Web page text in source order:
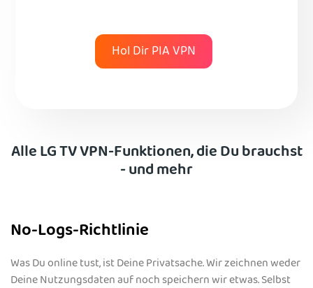
Hol Dir PIA VPN
Alle LG TV VPN-Funktionen, die Du brauchst
- und mehr
No-Logs-Richtlinie
Was Du online tust, ist Deine Privatsache. Wir zeichnen weder
Deine Nutzungsdaten auf noch speichern wir etwas. Selbst